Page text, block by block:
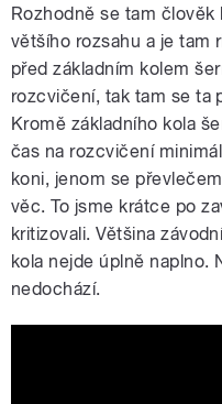
Rozhodně se tam
většího rozsahu a je tam
před základním kolem
rozcvičení, tak tam se ta
Kromě základního kola
čas na rozcvičení
koni, jenom se
věc. To jsme krátce po
kritizovali. Většina
kola nejde úplně naplno.
nedochází.